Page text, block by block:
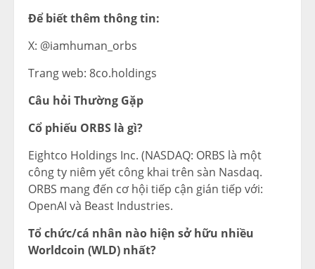
Để biết thêm thông tin:
X: @iamhuman_orbs
Trang web: 8co.holdings
Câu hỏi Thường Gặp
Cổ phiếu ORBS là gì?
Eightco Holdings Inc. (NASDAQ: ORBS là một
công ty niêm yết công khai trên sàn Nasdaq.
ORBS mang đến cơ hội tiếp cận gián tiếp với:
OpenAI và Beast Industries.
Tổ chức/cá nhân nào hiện sở hữu nhiều
Worldcoin (WLD) nhất?